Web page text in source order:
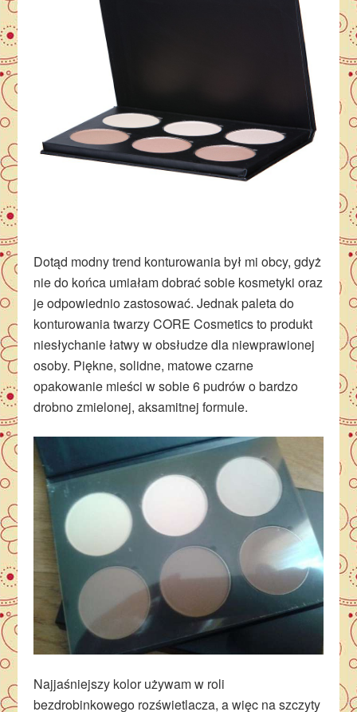
Dotąd modny trend konturowania był mi obcy, gdyż
nie do końca umiałam dobrać sobie kosmetyki oraz
je odpowiednio zastosować. Jednak paleta do
konturowania twarzy CORE Cosmetics to produkt
niesłychanie łatwy w obsłudze dla niewprawionej
osoby. Piękne, solidne, matowe czarne
opakowanie mieści w sobie 6 pudrów o bardzo
drobno zmielonej, aksamitnej formule.
Najjaśniejszy kolor używam w roli
bezdrobinkowego rozświetlacza, a więc na szczyty